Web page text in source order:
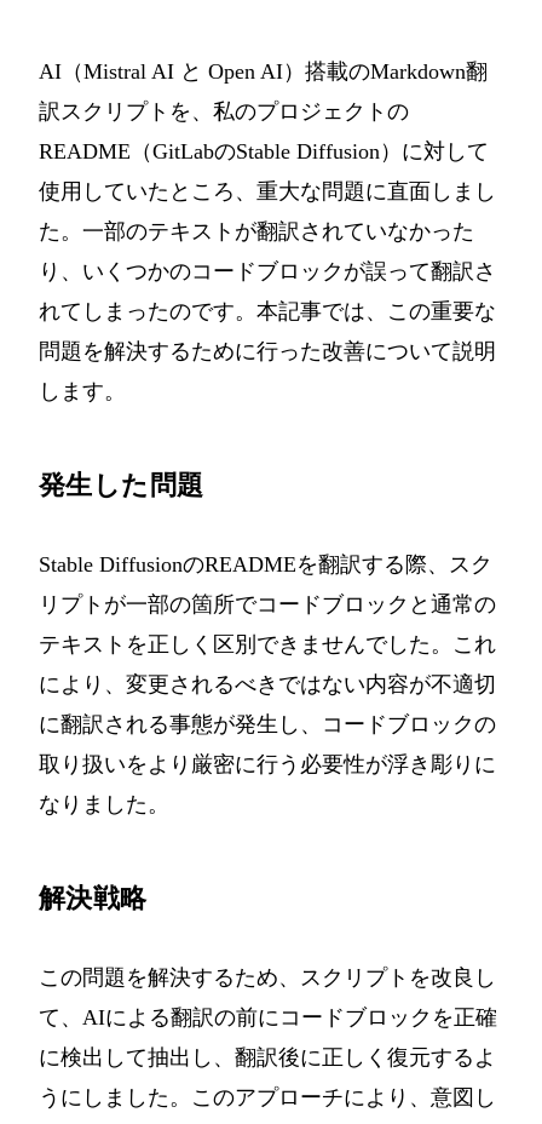
AI（Mistral AI と Open AI）搭載のMarkdown翻
訳スクリプトを、私のプロジェクトの
README（GitLabのStable Diffusion）に対して
使用していたところ、重大な問題に直面しまし
た。一部のテキストが翻訳されていなかった
り、いくつかのコードブロックが誤って翻訳さ
れてしまったのです。本記事では、この重要な
問題を解決するために行った改善について説明
します。
発生した問題
Stable DiffusionのREADMEを翻訳する際、スク
リプトが一部の箇所でコードブロックと通常の
テキストを正しく区別できませんでした。これ
により、変更されるべきではない内容が不適切
に翻訳される事態が発生し、コードブロックの
取り扱いをより厳密に行う必要性が浮き彫りに
なりました。
解決戦略
この問題を解決するため、スクリプトを改良し
て、AIによる翻訳の前にコードブロックを正確
に検出して抽出し、翻訳後に正しく復元するよ
うにしました。このアプローチにより、意図し